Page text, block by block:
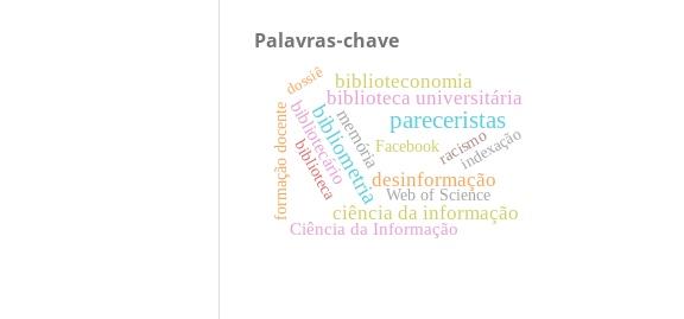
Palavras-chave
pareceristas
bibliometria
ciência da informação
desinformação
biblioteca universitária
biblioteconomia
Ciência da Informação
bibliotecáriomemóriaFacebookracismo
biblioteca
formação docente Web of Science
indexação
dossiê